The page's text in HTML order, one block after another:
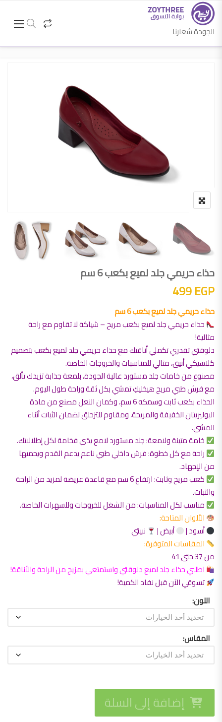
الجودة شعارنا
حذاء حريمي جلد لميع بكعب 6 سم
499EGP
حذاء حريمي جلد لميع بكعب 6 سم
حذاء حريمي جلد لميع بكعب مريح – شياكة لا تقاوم مع راحة
مثالية!
دلوقتي تقدري تكملي أناقتك مع حذاء حريمي جلد لميع بكعب بتصميم
كلاسيكي أنيق، مثالي للمناسبات والخروجات الخاصة.
مصنوع من خامات جلد مستورد عالية الجودة، بلمعة جذابة تزيدك تألق،
مع فرش طبي مريح هيخليكِ تمشي بكل ثقة وراحة طول اليوم.
الحذاء بكعب ثابت وسمكه 6 سم، وكمان النعل مصنع من مادة
البوليريتان الخفيفة والمريحة، ومقاوم للتزحلق لضمان الثبات أثناء
المشي.
خامة متينة ولامعة: جلد مستورد لامع يدّي فخامة لكل إطلالاتك.
راحة مع كل خطوة: فرش داخلي طبي ناعم يدعم القدم ويحميها
من الإجهاد.
كعب مريح وثابت: ارتفاع 6 سم مع قاعدة عريضة لمزيد من الراحة
والثبات.
مناسب لكل المناسبات: من الشغل للخروجات وللسهرات الخاصة.
الألوان المتاحة:
أسود |
أبيض |
نبيتي
المقاسات المتوفرة:
من 37 حتى 41
اطلبي حذاء جلد لميع دلوقتي واستمتعي بمزيج من الراحة والأناقة!
تسوقي الآن قبل نفاد الكمية!
اللون
المقاس
إضافة إلى السلة